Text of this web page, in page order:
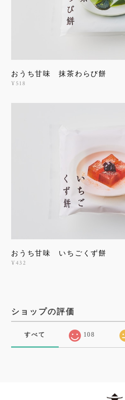
おうち甘味 抹茶わらび餅
¥518
おうち甘味 いちごくず餅
¥432
ショップの評価
すべて 108